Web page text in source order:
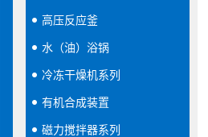
高压反应釜
水（油）浴锅
冷冻干燥机系列
有机合成装置
磁力搅拌器系列